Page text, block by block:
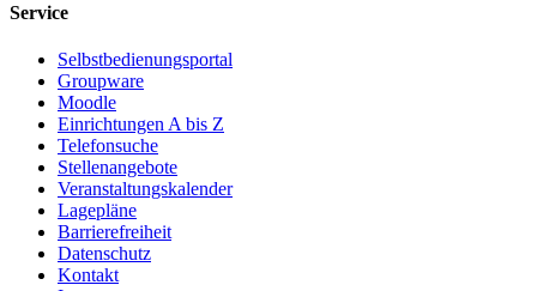
Service
Selbstbedienungsportal
Groupware
Moodle
Einrichtungen A bis Z
Telefonsuche
Stellenangebote
Veranstaltungskalender
Lagepläne
Barrierefreiheit
Datenschutz
Kontakt